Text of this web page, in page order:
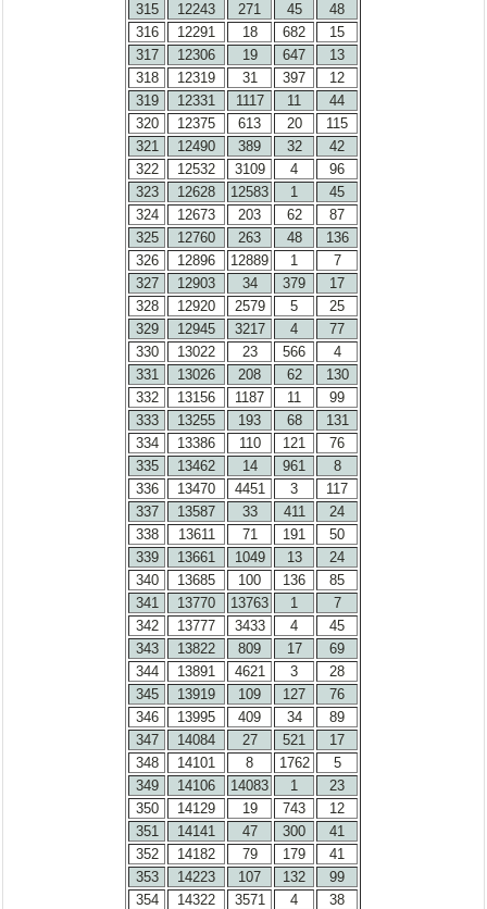
315 12243 271 45
48
316
12291 18 682
15
317
12306 19 647
13
318
12319 31 397
12
319
12331 1117 11
44
320
12375 613 20
115
321
12490 389 32
42
322
12532 3109 4
96
323
12628 12583 1
45
324
12673 203 62
87
325
12760 263 48
136
326
12896 12889 1
7
327
12903 34 379
17
328
12920 2579 5
25
329
12945 3217 4
77
330
13022 23 566
4
331
13026 208 62
130
332
13156 1187 11
99
333
13255 193 68
131
334
13386 110 121
76
335
13462 14 961
8
336
13470 4451 3
117
337
13587 33 411
24
338
13611 71 191
50
339
13661 1049 13
24
340
13685 100 136
85
341
13770 13763 1
7
342
13777 3433 4
45
343
13822 809 17
69
344
13891 4621 3
28
345
13919 109 127
76
346
13995 409 34
89
347
14084 27 521
17
348
14101 8 1762
5
349
14106 14083 1
23
350
14129 19 743
12
351
14141 47 300
41
352
14182 79 179
41
353
14223 107 132
99
354
14322 3571 4
38